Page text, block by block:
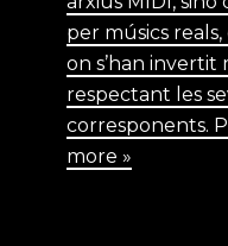
per músics
on s’han invertit
respectant les
corresponents.
more »